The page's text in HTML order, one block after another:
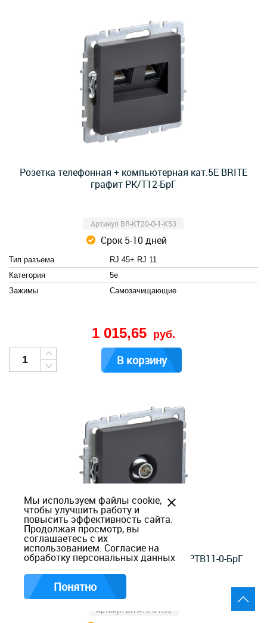
Розетка телефонная + компьютерная кат.5E BRITE
графит РК/Т12-БрГ
Артикул BR-KT20-O-1-K53
Срок 5-10 дней
Тип разъема
RJ 45+ RJ 11
Категория
5e
Зажимы
Cамозачищающие
1 015,65 руб.
В корзину
Розетка TV BRITE оконечная графит РТВ11-0-БрГ
Артикул BR-A10-O-K53
Мы используем файлы cookie,
чтобы улучшить работу и
повысить эффективность сайта.
Продолжая просмотр, вы
соглашаетесь с их
использованием. Согласие на
обработку персональных данных
Понятно